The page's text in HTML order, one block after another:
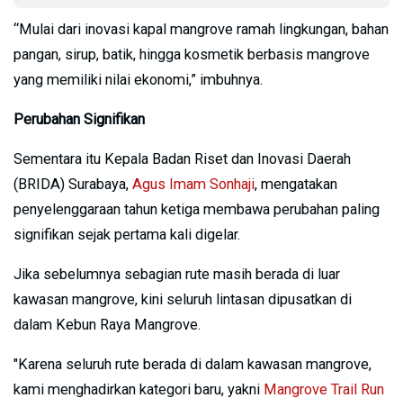
“Mulai dari inovasi kapal mangrove ramah lingkungan, bahan
pangan, sirup, batik, hingga kosmetik berbasis mangrove
yang memiliki nilai ekonomi,” imbuhnya.
Perubahan Signifikan
Sementara itu Kepala Badan Riset dan Inovasi Daerah
(BRIDA) Surabaya, Agus Imam Sonhaji, mengatakan
penyelenggaraan tahun ketiga membawa perubahan paling
signifikan sejak pertama kali digelar.
Jika sebelumnya sebagian rute masih berada di luar
kawasan mangrove, kini seluruh lintasan dipusatkan di
dalam Kebun Raya Mangrove.
"Karena seluruh rute berada di dalam kawasan mangrove,
kami menghadirkan kategori baru, yakni Mangrove Trail Run